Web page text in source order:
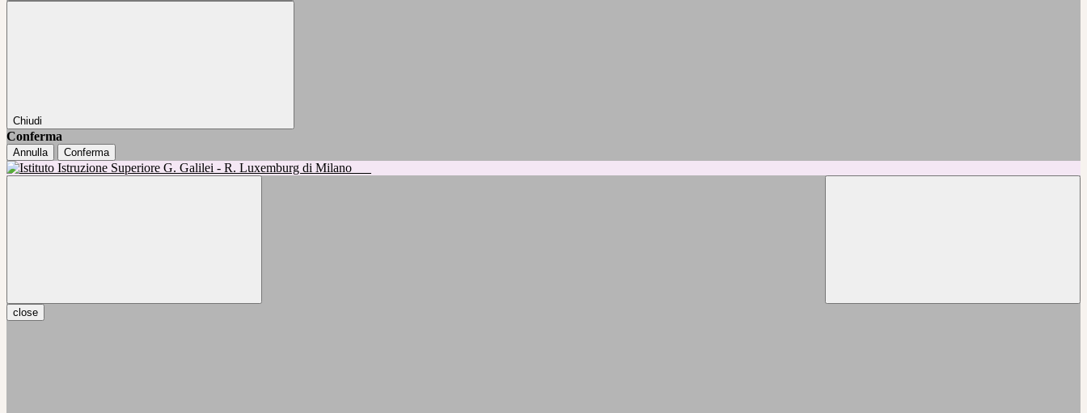
Chiudi
Conferma
Annulla Conferma
close